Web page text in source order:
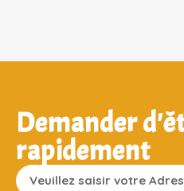
Demander
rapidement